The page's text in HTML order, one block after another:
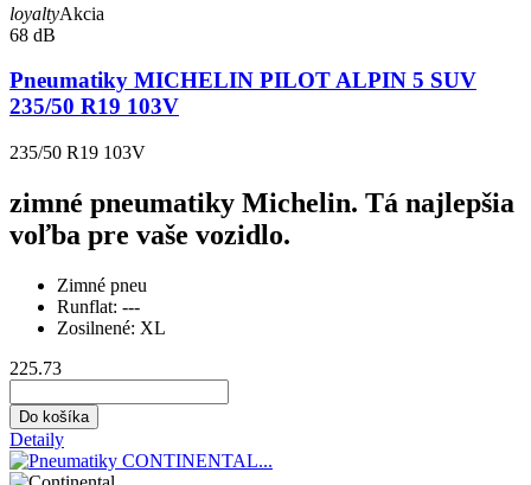
loyaltyAkcia
68 dB
Pneumatiky MICHELIN PILOT ALPIN 5 SUV
235/50 R19 103V
235/50 R19 103V
zimné pneumatiky Michelin. Tá najlepšia
voľba pre vaše vozidlo.
Zimné pneu
Runflat: ---
Zosilnené: XL
225.73
Do košíka
Detaily